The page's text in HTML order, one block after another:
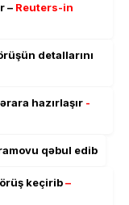
– Reuters-in
detallarını
hazırlaşır -
qəbul edib
keçirib–